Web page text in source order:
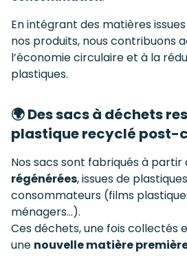
En intégrant des matières
nos produits, nous contribuons
l’économie circulaire et à la
plastiques.
🌍 Des sacs à déchets
plastique recyclé post-
Nos sacs sont fabriqués à partir
régénérées, issues de
consommateurs (films
ménagers…).
Ces déchets, une fois collectés
une nouvelle matière